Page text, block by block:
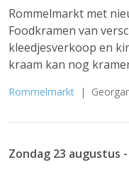
Rommelmarkt met
Foodkramen van
kleedjesverkoop en
kraam kan nog
Rommelmarkt |
Zondag 23 augustus